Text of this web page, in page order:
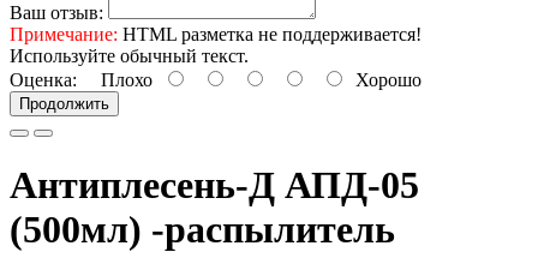
Ваш отзыв:
Примечание: HTML разметка не поддерживается!
Используйте обычный текст.
Оценка: Плохо Хорошо
Продолжить
Антиплесень-Д АПД-05
(500мл) -распылитель